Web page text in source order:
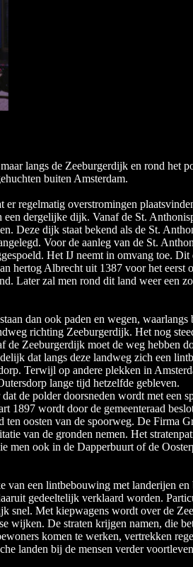
langs de Zeeburgerdijk en rond het
buiten Amsterdam.
regelmatig overstromingen
dergelijke dijk. Vanaf de St.
Deze dijk staat bekend als de St.
Voor de aanleg van de St.
Het IJ neemt in omvang toe.
hertog Albrecht uit 1387 voor het eerst
Later zal men rond dit land weer een
dan ook paden en wegen, waarlangs
richting Zeeburgerdijk. Het nog
Zeeburgerdijk moet de weg hebben
dat langs deze landweg zich een
Terwijl op andere plekken in
lange tijd hetzelfde gebleven.
de polder doorsneden wordt met een
1897 wordt door de gemeenteraad
oosten van de spoorweg. De Firma
van de gronden nemen. Het
men ook in de Dapperbuurt of de
van een lintbebouwing met landerijen en
gedeeltelijk verklaard worden.
snel. Met kiepwagens wordt over de
wijken. De straten krijgen namen, die
komen te werken, vertrekken
landen bij de mensen verder